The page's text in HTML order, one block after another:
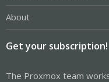
About
Get your subscription!
The Proxmox team